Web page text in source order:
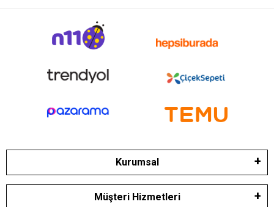
Kurumsal
Müşteri Hizmetleri